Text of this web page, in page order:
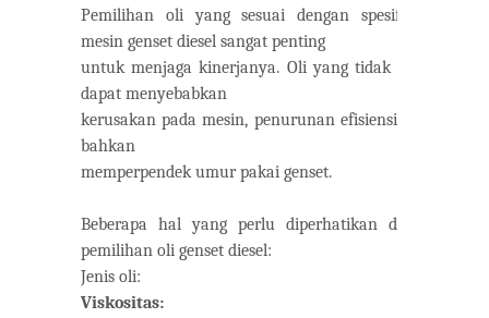
Pemilihan oli yang sesuai dengan spesifikasi
mesin genset diesel sangat penting
untuk menjaga kinerjanya. Oli yang tidak tepat
dapat menyebabkan
kerusakan pada mesin, penurunan efisiensi, dan
bahkan
memperpendek umur pakai genset.
Beberapa hal yang perlu diperhatikan dalam
pemilihan oli genset diesel:
Jenis oli:
Viskositas: